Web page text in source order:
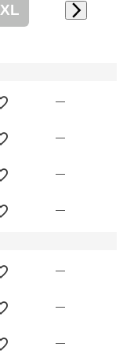
XL
—
—
—
—
—
—
—